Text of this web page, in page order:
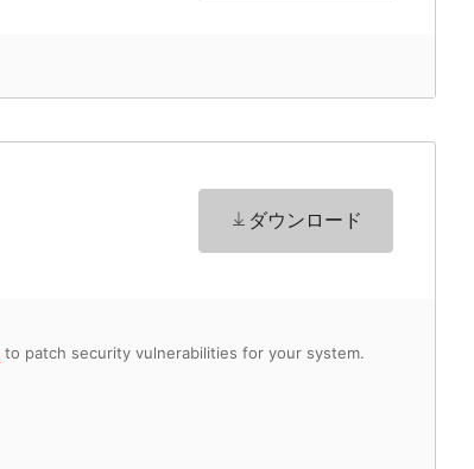
ダウンロード
to patch security vulnerabilities for your system.